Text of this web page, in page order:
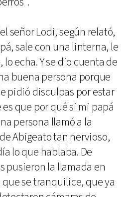
señor Lodi, según relató,
sale con una linterna, le
echa. Y se dio cuenta de
buena persona porque
pidió disculpas por estar
que por qué si mi papá
persona llamó a la
Abigeato tan nervioso,
lo que hablaba. De
pusieron la llamada en
se tranquilice, que ya